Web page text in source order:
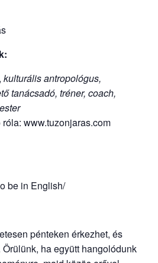
kulturális antropológus,
tanácsadó, tréner, coach,
www.tuzonjaras.com
be in English/
pénteken érkezhet, és
ha együtt hangolódunk